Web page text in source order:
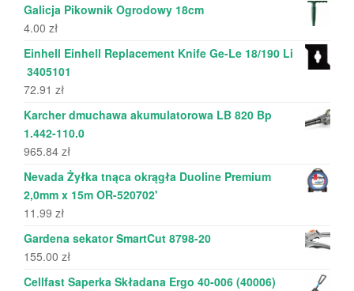
Galicja Pikownik Ogrodowy 18cm
4.00 zł
Einhell Einhell Replacement Knife Ge-Le 18/190 Li
3405101
72.91 zł
Karcher dmuchawa akumulatorowa LB 820 Bp
1.442-110.0
965.84 zł
Nevada Żyłka tnąca okrągła Duoline Premium
2,0mm x 15m OR-520702'
11.99 zł
Gardena sekator SmartCut 8798-20
155.00 zł
Cellfast Saperka Składana Ergo 40-006 (40006)